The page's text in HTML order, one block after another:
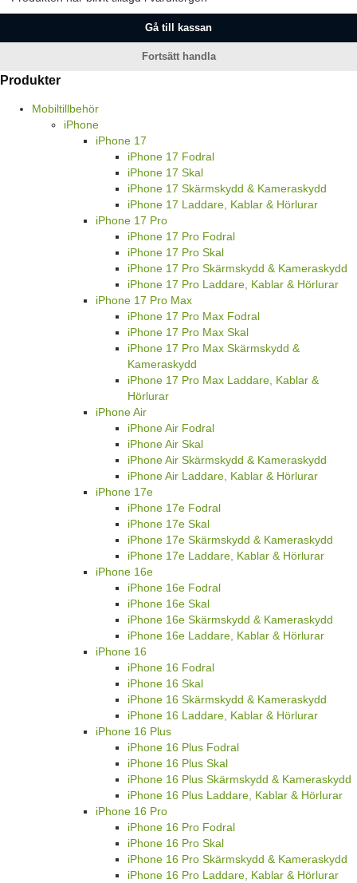
Gå till kassan
Fortsätt handla
Produkter
Mobiltillbehör
iPhone
iPhone 17
iPhone 17 Fodral
iPhone 17 Skal
iPhone 17 Skärmskydd & Kameraskydd
iPhone 17 Laddare, Kablar & Hörlurar
iPhone 17 Pro
iPhone 17 Pro Fodral
iPhone 17 Pro Skal
iPhone 17 Pro Skärmskydd & Kameraskydd
iPhone 17 Pro Laddare, Kablar & Hörlurar
iPhone 17 Pro Max
iPhone 17 Pro Max Fodral
iPhone 17 Pro Max Skal
iPhone 17 Pro Max Skärmskydd &
Kameraskydd
iPhone 17 Pro Max Laddare, Kablar &
Hörlurar
iPhone Air
iPhone Air Fodral
iPhone Air Skal
iPhone Air Skärmskydd & Kameraskydd
iPhone Air Laddare, Kablar & Hörlurar
iPhone 17e
iPhone 17e Fodral
iPhone 17e Skal
iPhone 17e Skärmskydd & Kameraskydd
iPhone 17e Laddare, Kablar & Hörlurar
iPhone 16e
iPhone 16e Fodral
iPhone 16e Skal
iPhone 16e Skärmskydd & Kameraskydd
iPhone 16e Laddare, Kablar & Hörlurar
iPhone 16
iPhone 16 Fodral
iPhone 16 Skal
iPhone 16 Skärmskydd & Kameraskydd
iPhone 16 Laddare, Kablar & Hörlurar
iPhone 16 Plus
iPhone 16 Plus Fodral
iPhone 16 Plus Skal
iPhone 16 Plus Skärmskydd & Kameraskydd
iPhone 16 Plus Laddare, Kablar & Hörlurar
iPhone 16 Pro
iPhone 16 Pro Fodral
iPhone 16 Pro Skal
iPhone 16 Pro Skärmskydd & Kameraskydd
iPhone 16 Pro Laddare, Kablar & Hörlurar